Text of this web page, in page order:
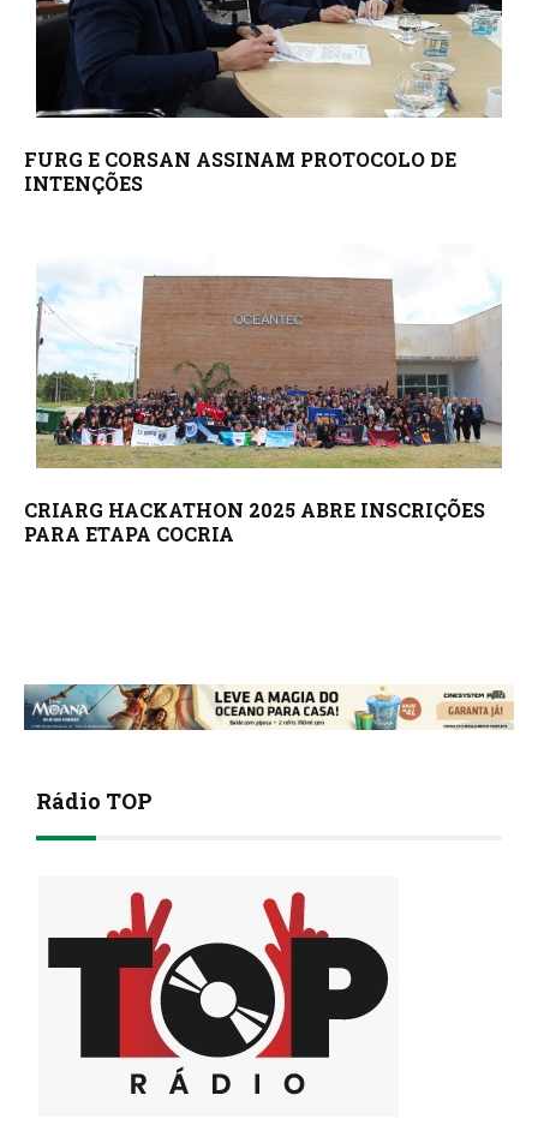
FURG E CORSAN ASSINAM PROTOCOLO DE
INTENÇÕES
CRIARG HACKATHON 2025 ABRE INSCRIÇÕES
PARA ETAPA COCRIA
Rádio TOP